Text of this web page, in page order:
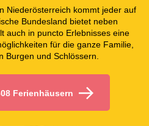
Niederösterreich kommt jeder auf
Bundesland bietet neben
auch in puncto Erlebnisses eine
für die ganze Familie,
Burgen und Schlössern.
Ferienhäusern